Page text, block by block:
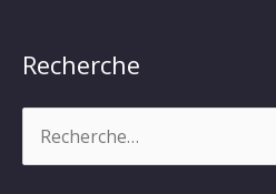
Recherche